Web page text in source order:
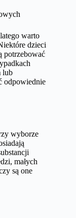
warto
dzieci
potrzebować
lub
odpowiednie
wyborze
małych
są one